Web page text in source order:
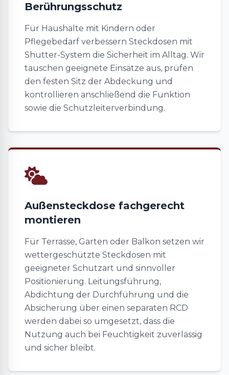
Berührungsschutz
Für Haushalte mit Kindern oder
Pflegebedarf verbessern Steckdosen mit
Shutter-System die Sicherheit im Alltag. Wir
tauschen geeignete Einsätze aus, prüfen
den festen Sitz der Abdeckung und
kontrollieren anschließend die Funktion
sowie die Schutzleiterverbindung.
Außensteckdose fachgerecht
montieren
Für Terrasse, Garten oder Balkon setzen wir
wettergeschützte Steckdosen mit
geeigneter Schutzart und sinnvoller
Positionierung. Leitungsführung,
Abdichtung der Durchführung und die
Absicherung über einen separaten RCD
werden dabei so umgesetzt, dass die
Nutzung auch bei Feuchtigkeit zuverlässig
und sicher bleibt.